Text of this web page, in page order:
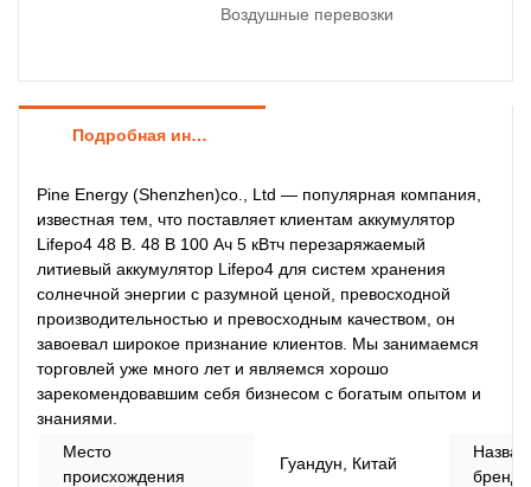
Воздушные перевозки
Подробная информация о продукте
Pine Energy (Shenzhen)co., Ltd — популярная компания,
известная тем, что поставляет клиентам аккумулятор
Lifepo4 48 В. 48 В 100 Ач 5 кВтч перезаряжаемый
литиевый аккумулятор Lifepo4 для систем хранения
солнечной энергии с разумной ценой, превосходной
производительностью и превосходным качеством, он
завоевал широкое признание клиентов. Мы занимаемся
торговлей уже много лет и являемся хорошо
зарекомендовавшим себя бизнесом с богатым опытом и
знаниями.
Место
происхождения
Гуандун, Китай
бренда